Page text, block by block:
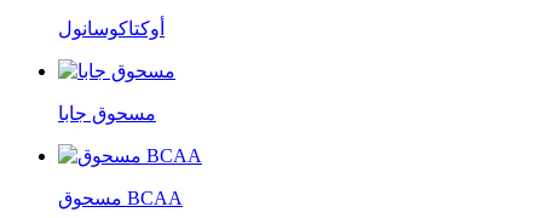
أوكتاكوسانول
مسحوق جابا
مسحوق BCAA